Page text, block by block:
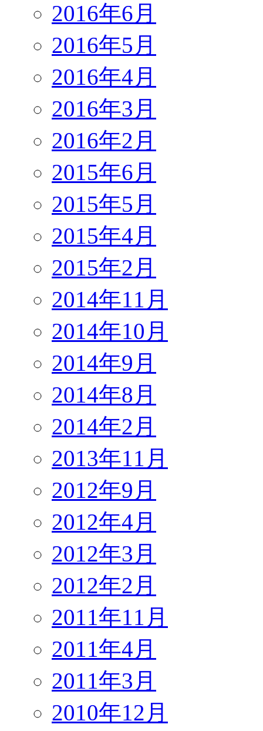
2016年6月
2016年5月
2016年4月
2016年3月
2016年2月
2015年6月
2015年5月
2015年4月
2015年2月
2014年11月
2014年10月
2014年9月
2014年8月
2014年2月
2013年11月
2012年9月
2012年4月
2012年3月
2012年2月
2011年11月
2011年4月
2011年3月
2010年12月